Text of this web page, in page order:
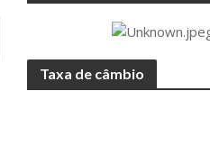
Taxa de câmbio